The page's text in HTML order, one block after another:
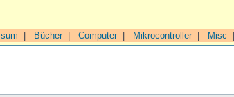
Bücher| Computer| Mikrocontroller| Misc